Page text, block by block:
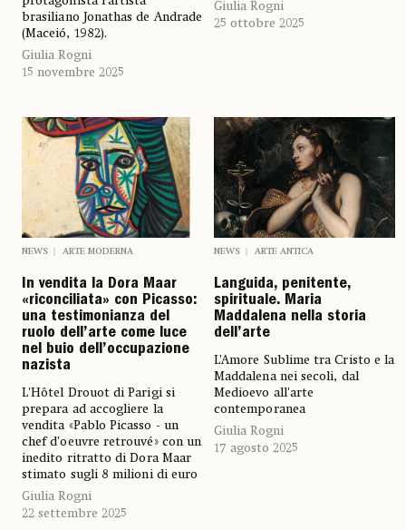
brasiliano Jonathas de Andrade
(Maceió, 1982).
Giulia Rogni
15 novembre 2025
Giulia Rogni
25 ottobre 2025
NEWS ARTE MODERNA
In vendita la Dora Maar
«riconciliata» con Picasso:
una testimonianza del
ruolo dell’arte come luce
nel buio dell’occupazione
nazista
L'Hôtel Drouot di Parigi si
prepara ad accogliere la
vendita «Pablo Picasso - un
chef d’oeuvre retrouvé» con un
inedito ritratto di Dora Maar
stimato sugli 8 milioni di euro
Giulia Rogni
22 settembre 2025
NEWS ARTE ANTICA
Languida, penitente,
spirituale. Maria
Maddalena nella storia
dell’arte
L’Amore Sublime tra Cristo e la
Maddalena nei secoli, dal
Medioevo all'arte
contemporanea
Giulia Rogni
17 agosto 2025